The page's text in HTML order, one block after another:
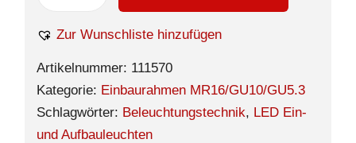
Zur Wunschliste hinzufügen
Artikelnummer: 111570
Kategorie: Einbaurahmen MR16/GU10/GU5.3
Schlagwörter: Beleuchtungstechnik, LED Ein-
und Aufbauleuchten